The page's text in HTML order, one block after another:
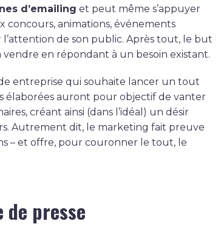
d’emailing et peut même s’appuyer
concours, animations, événements
de son public. Après tout, le but
en répondant à un besoin existant.
entreprise qui souhaite lancer un tout
élaborées auront pour objectif de vanter
créant ainsi (dans l’idéal) un désir
Autrement dit, le marketing fait preuve
– et offre, pour couronner le tout, le
presse